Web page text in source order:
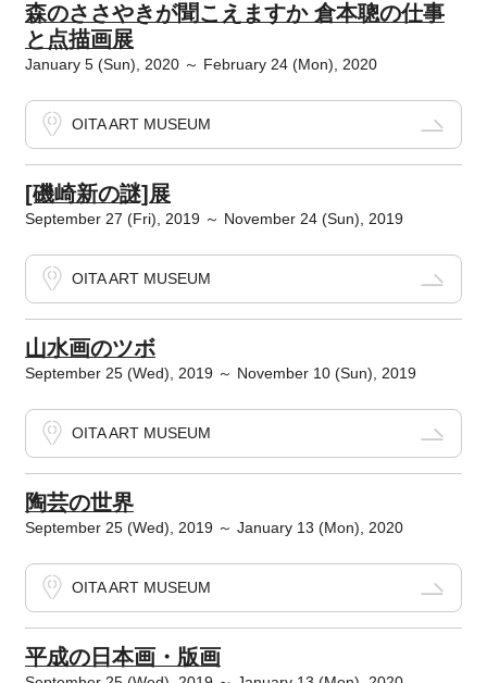
森のささやきが聞こえますか 倉本聰の仕事
と点描画展
January 5 (Sun), 2020 ～ February 24 (Mon), 2020
OITA ART MUSEUM
[磯崎新の謎]展
September 27 (Fri), 2019 ～ November 24 (Sun), 2019
OITA ART MUSEUM
山水画のツボ
September 25 (Wed), 2019 ～ November 10 (Sun), 2019
OITA ART MUSEUM
陶芸の世界
September 25 (Wed), 2019 ～ January 13 (Mon), 2020
OITA ART MUSEUM
平成の日本画・版画